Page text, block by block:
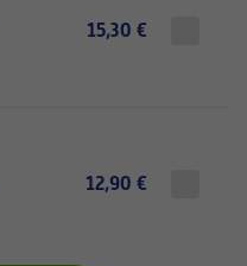
15,30 €
12,90 €